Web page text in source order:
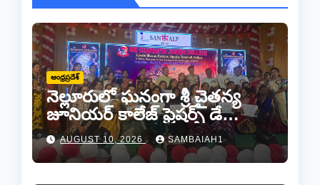
ఆంధ్రప్రదేశ్
నెల్లూరులో ఘనంగా శ్రీ చైతన్య
జూనియర్ కాలేజ్ ఫ్రెషర్స్ డే
వేడుకలు
AUGUST 10, 2026 SAMBAIAH1